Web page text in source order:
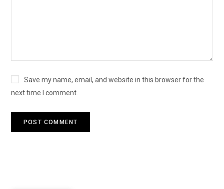
Save my name, email, and website in this browser for the
next time I comment.